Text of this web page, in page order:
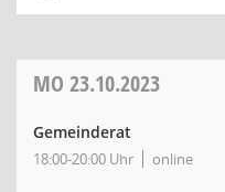
MO 23.10.2023
Gemeinderat
18:00-20:00 Uhr online